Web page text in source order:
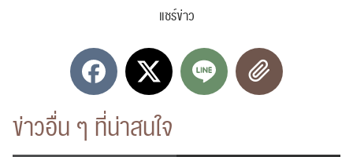
ค้นหา
แชร์ข่าว
ข่าวอื่น ๆ ที่น่าสนใจ